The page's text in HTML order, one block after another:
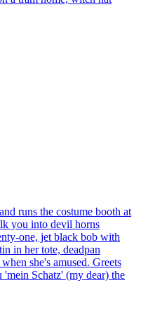
runs the costume booth at
you into devil horns
one, jet black bob with
in her tote, deadpan
she's amused. Greets
Schatz' (my dear) the